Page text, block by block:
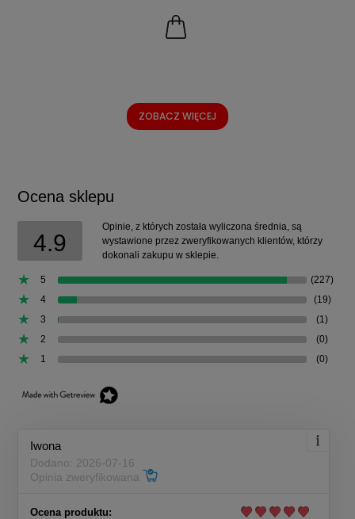
ZOBACZ WIĘCEJ
Ocena sklepu
4.9
Opinie, z których została wyliczona średnia, są
wystawione przez zweryfikowanych klientów, którzy
dokonali zakupu w sklepie.
5
(227)
4
(19)
3
(1)
2
(0)
1
(0)
Iwona
Dodano: 2026-07-16
Opinia zweryfikowana
Ocena produktu: